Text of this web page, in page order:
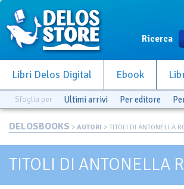
Ricerca
Libri Delos Digital Ebook
Sfoglia per Ultimi arrivi Per editore
DELOSBOOKS > AUTORI > TITOLI DI ANTONELLA
TITOLI DI ANTONELLA